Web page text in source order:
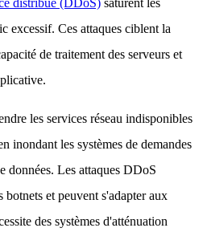
excessif. Ces attaques ciblent la
de traitement des serveurs et
les services réseau indisponibles
inondant les systèmes de demandes
données. Les attaques DDoS
et peuvent s'adapter aux
des systèmes d'atténuation